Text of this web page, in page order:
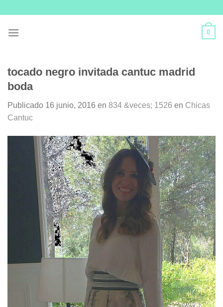
content
0
tocado negro invitada cantuc madrid
boda
Publicado 16 junio, 2016 en 834 &veces; 1526 en Chicas
Cantuc